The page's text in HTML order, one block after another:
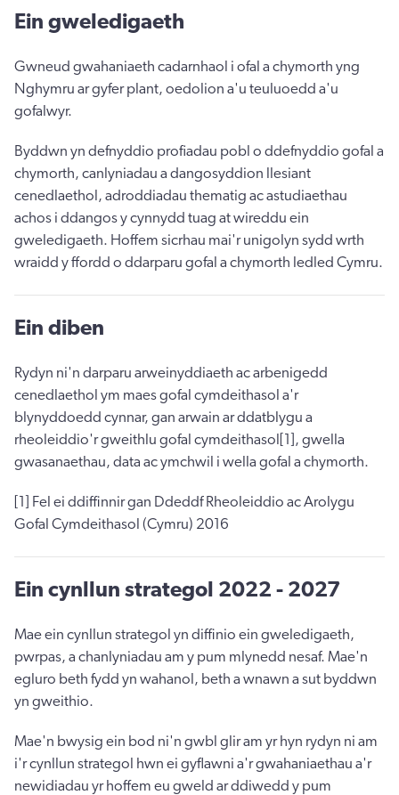
Ein gweledigaeth
Gwneud gwahaniaeth cadarnhaol i ofal a chymorth yng
Nghymru ar gyfer plant, oedolion a'u teuluoedd a'u
gofalwyr.
Byddwn yn defnyddio profiadau pobl o ddefnyddio gofal a
chymorth, canlyniadau a dangosyddion llesiant
cenedlaethol, adroddiadau thematig ac astudiaethau
achos i ddangos y cynnydd tuag at wireddu ein
gweledigaeth. Hoffem sicrhau mai'r unigolyn sydd wrth
wraidd y ffordd o ddarparu gofal a chymorth ledled Cymru.
Ein diben
Rydyn ni'n darparu arweinyddiaeth ac arbenigedd
cenedlaethol ym maes gofal cymdeithasol a'r
blynyddoedd cynnar, gan arwain ar ddatblygu a
rheoleiddio'r gweithlu gofal cymdeithasol[1], gwella
gwasanaethau, data ac ymchwil i wella gofal a chymorth.
[1] Fel ei ddiffinnir gan Ddeddf Rheoleiddio ac Arolygu
Gofal Cymdeithasol (Cymru) 2016
Ein cynllun strategol 2022 - 2027
Mae ein cynllun strategol yn diffinio ein gweledigaeth,
pwrpas, a chanlyniadau am y pum mlynedd nesaf. Mae'n
egluro beth fydd yn wahanol, beth a wnawn a sut byddwn
yn gweithio.
Mae'n bwysig ein bod ni'n gwbl glir am yr hyn rydyn ni am
i'r cynllun strategol hwn ei gyflawni a'r gwahaniaethau a'r
newidiadau yr hoffem eu gweld ar ddiwedd y pum